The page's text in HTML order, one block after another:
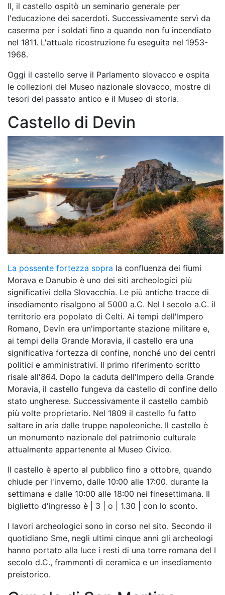
II, il castello ospitò un seminario generale per
l'educazione dei sacerdoti. Successivamente servì da
caserma per i soldati fino a quando non fu incendiato
nel 1811. L'attuale ricostruzione fu eseguita nel 1953-
1968.
Oggi il castello serve il Parlamento slovacco e ospita
le collezioni del Museo nazionale slovacco, mostre di
tesori del passato antico e il Museo di storia.
Castello di Devin
La possente fortezza sopra la confluenza dei fiumi
Morava e Danubio è uno dei siti archeologici più
significativi della Slovacchia. Le più antiche tracce di
insediamento risalgono al 5000 a.C. Nel I secolo a.C. il
territorio era popolato di Celti. Ai tempi dell'Impero
Romano, Devín era un'importante stazione militare e,
ai tempi della Grande Moravia, il castello era una
significativa fortezza di confine, nonché uno dei centri
politici e amministrativi. Il primo riferimento scritto
risale all'864. Dopo la caduta dell'Impero della Grande
Moravia, il castello fungeva da castello di confine dello
stato ungherese. Successivamente il castello cambiò
più volte proprietario. Nel 1809 il castello fu fatto
saltare in aria dalle truppe napoleoniche. Il castello è
un monumento nazionale del patrimonio culturale
attualmente appartenente al Museo Civico.
Il castello è aperto al pubblico fino a ottobre, quando
chiude per l'inverno, dalle 10:00 alle 17:00. durante la
settimana e dalle 10:00 alle 18:00 nei finesettimana. Il
biglietto d'ingresso è | 3 | o | 1.30 | con lo sconto.
I lavori archeologici sono in corso nel sito. Secondo il
quotidiano Sme, negli ultimi cinque anni gli archeologi
hanno portato alla luce i resti di una torre romana del I
secolo d.C., frammenti di ceramica e un insediamento
preistorico.